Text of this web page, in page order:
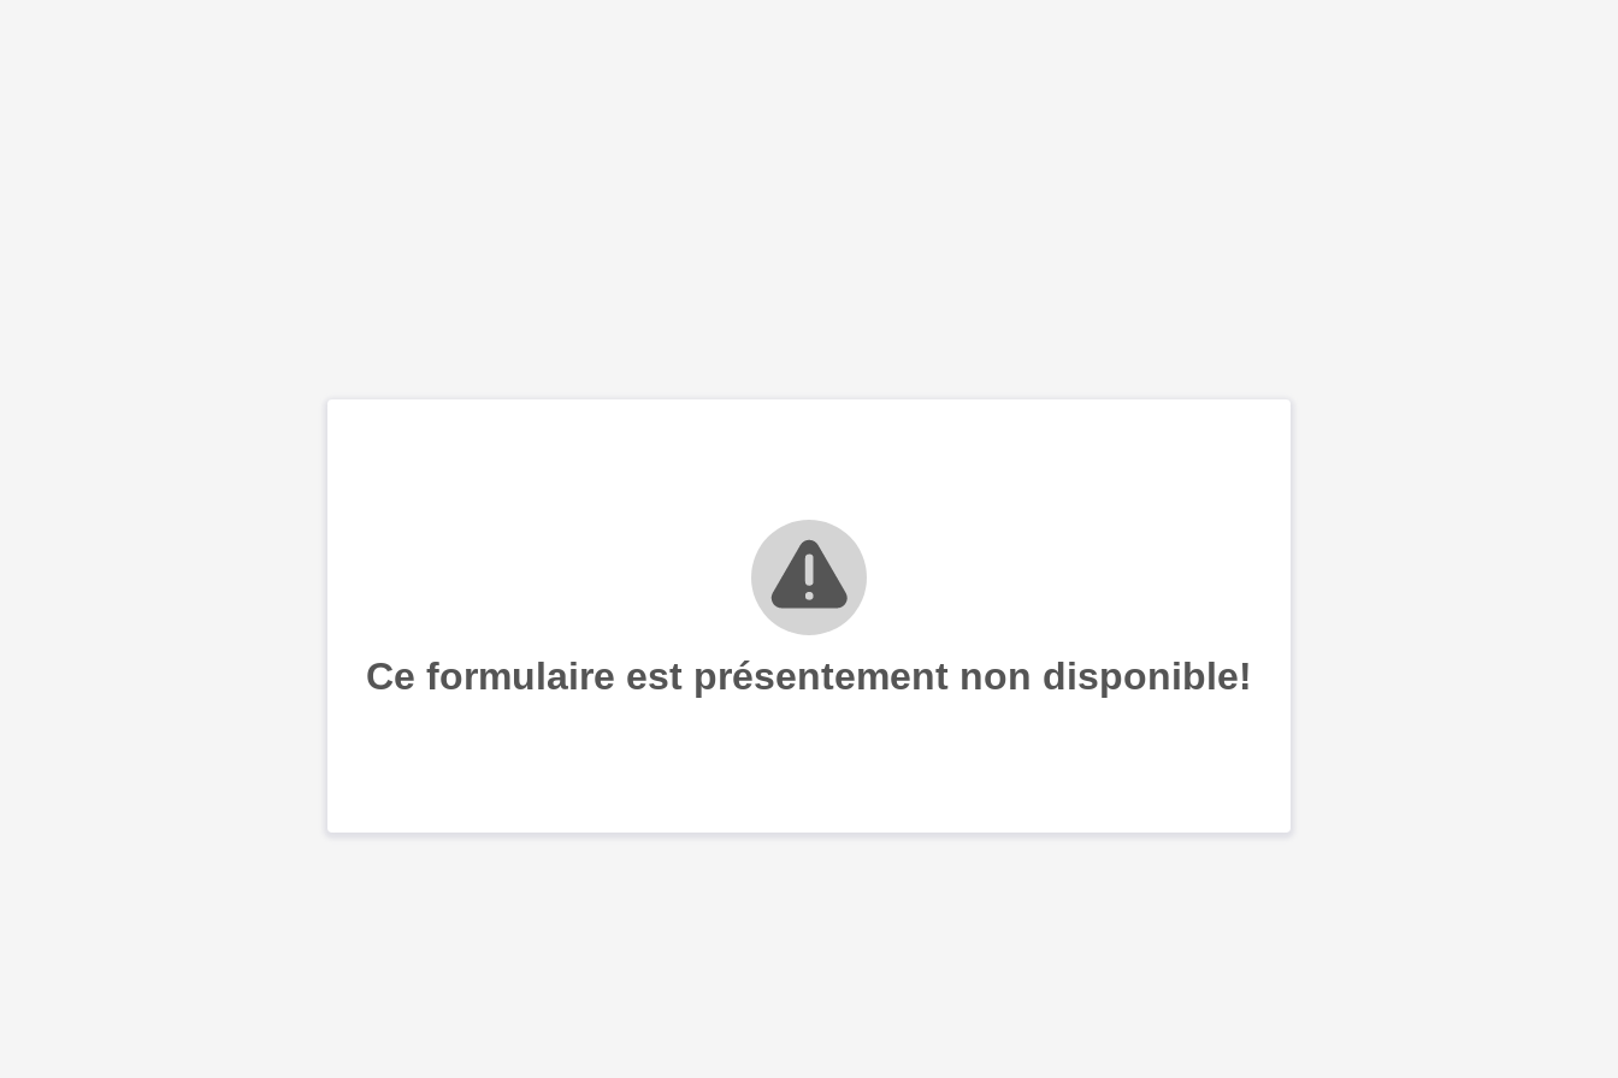
Ce formulaire est présentement non disponible!